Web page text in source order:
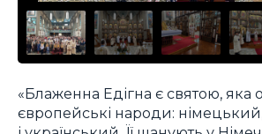
«Блаженна Едігна є святою, яка
європейські народи: